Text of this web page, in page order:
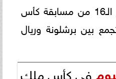
وتشهد مواجهات دور الـ16 من مسابقة كأس
بين برشلونة وريال
في كأس ملك